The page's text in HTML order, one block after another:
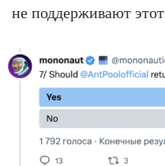
не поддерживают этот